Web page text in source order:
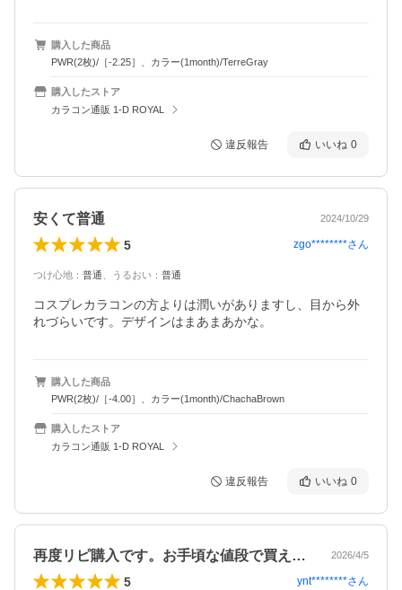
購入した商品
PWR(2枚)/［-2.25］、カラー(1month)/TerreGray
購入したストア
カラコン通販 1-D ROYAL
違反報告 いいね 0
安くて普通 2024/10/29
5 zgo********さん
つけ心地 ： 普通 うるおい ： 普通
コスプレカラコンの方よりは潤いがありますし、目から外
れづらいです。デザインはまあまあかな。
購入した商品
PWR(2枚)/［-4.00］、カラー(1month)/ChachaBrown
購入したストア
カラコン通販 1-D ROYAL
違反報告 いいね 0
再度リピ購入です。お手頃な値段で買える… 2026/4/5
5 ynt********さん